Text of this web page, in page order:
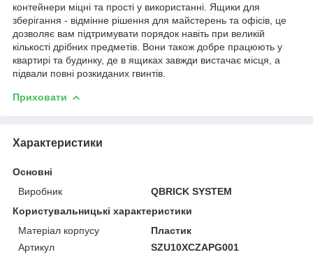
контейнери міцні та прості у використанні. Ящики для
зберігання - відмінне рішення для майстерень та офісів, це
дозволяє вам підтримувати порядок навіть при великій
кількості дрібних предметів. Вони також добре працюють у
квартирі та будинку, де в ящиках завжди вистачає місця, а
підвали повні розкиданих гвинтів.
Приховати
Характеристики
Основні
Виробник
QBRICK SYSTEM
Користувальницькі характеристики
Матеріал корпусу
Пластик
Артикул
SZU10XCZAPG001